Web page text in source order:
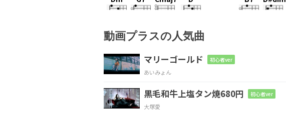
言ってい たからだ
G
動画プラスの人気曲
マリーゴールド 初心者ver
あいみょん
黒毛和牛上塩タン焼680円 初心者ver
大塚愛